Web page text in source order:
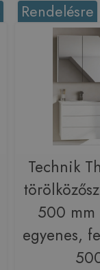
Rendelésre
Technik
500
egyenes,